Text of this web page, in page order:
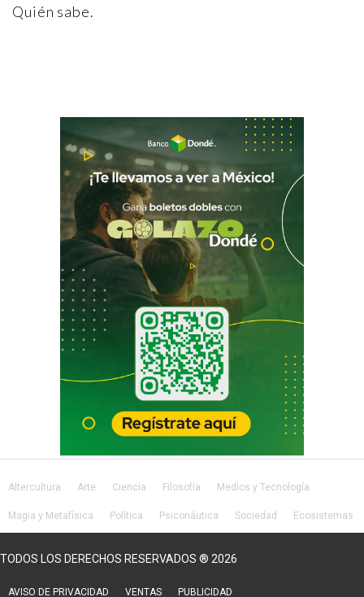
Quién sabe.
Altercultura Arte Ciencia Filosofía Medios y Tecnología
Magia y Metafísica Política Psiconáutica Sociedad Ecosistemas
TODOS LOS DERECHOS RESERVADOS ® 2026
AVISO DE PRIVACIDAD VENTAS PUBLICIDAD